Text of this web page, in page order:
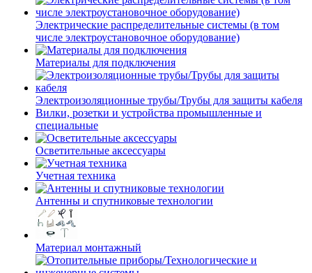
Электрические распределительные системы (в том
числе электроустановочное оборудование)
Материалы для подключения
Электроизоляционные трубы/Трубы для защиты кабеля
Вилки, розетки и устройства промышленные и
специальные
Осветительные аксессуары
Учетная техника
Антенны и спутниковые технологии
Материал монтажный